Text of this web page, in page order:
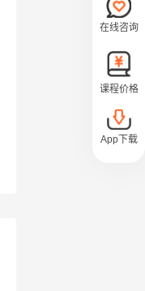
在线咨询
课程价格
App下载